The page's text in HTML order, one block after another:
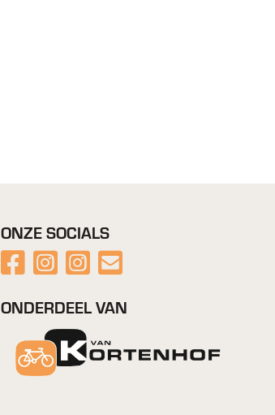
ONZE SOCIALS
ONDERDEEL VAN